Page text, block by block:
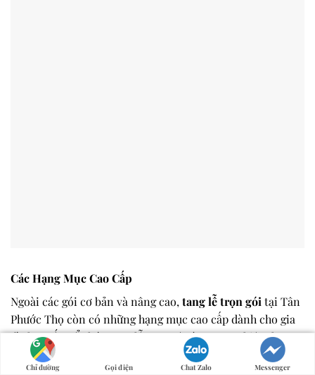
Các Hạng Mục Cao Cấp
Ngoài các gói cơ bản và nâng cao, tang lễ trọn gói tại Tân
Phước Thọ còn có những hạng mục cao cấp dành cho gia
đình muốn tổ chức tang lễ quy mô và trang nghiêm hơn:
Quan tài cao cấpnhập khẩu hoặc chế tác đặc biệt
Chỉ đường Gọi điện Chat Zalo Messenger